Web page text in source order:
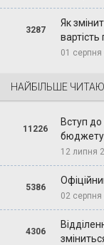
3287
Як
вартість
01 серпня
НАЙБІЛЬШЕ
11226
Вступ до
бюджету
12 липня
5386
02 серпня
4306